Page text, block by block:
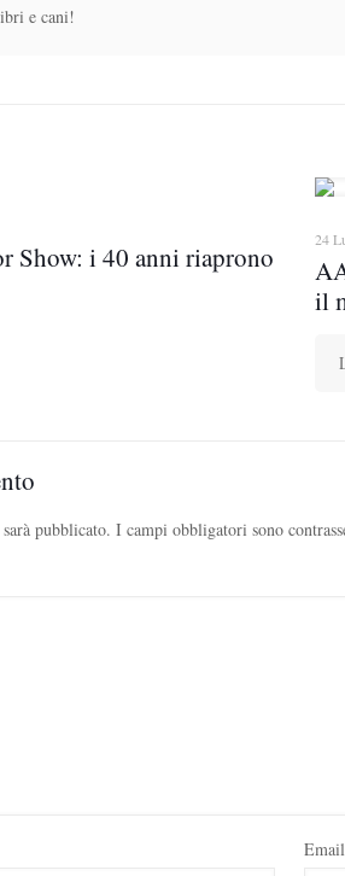
e cani!
Show: i 40 anni riaprono
24
il
pubblicato. I campi obbligatori sono
Email